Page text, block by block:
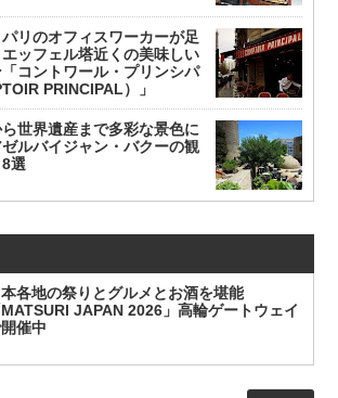
リのオフィスワーカーが足
エッフェル塔近くの美味しい
コントワール・プリンシパ
PRINCIPAL）」
世界遺産まで多彩な景色に
ルバイジャン・バクーの観
選
本各地の祭りとグルメとお酒を堪能
MATSURI JAPAN 2026」高輪ゲートウェイ
催中